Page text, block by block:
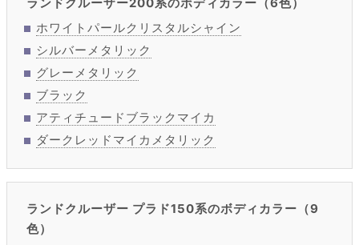
ホワイトパールクリスタルシャイン
シルバーメタリック
グレーメタリック
ブラック
アティチュードブラックマイカ
ダークレッドマイカメタリック
ランドクルーザー プラド150系のボディカラー（9
色）